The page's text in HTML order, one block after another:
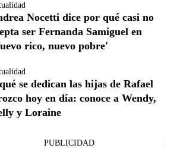
Nocetti dice por qué casi no
ser Fernanda Samiguel en
rico, nuevo pobre'
se dedican las hijas de Rafael
hoy en día: conoce a Wendy,
y Loraine
PUBLICIDAD